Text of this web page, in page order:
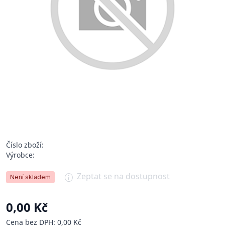
Číslo zboží:
Výrobce:
Není skladem Zeptat se na dostupnost
0,00 Kč
Cena bez DPH: 0,00 Kč